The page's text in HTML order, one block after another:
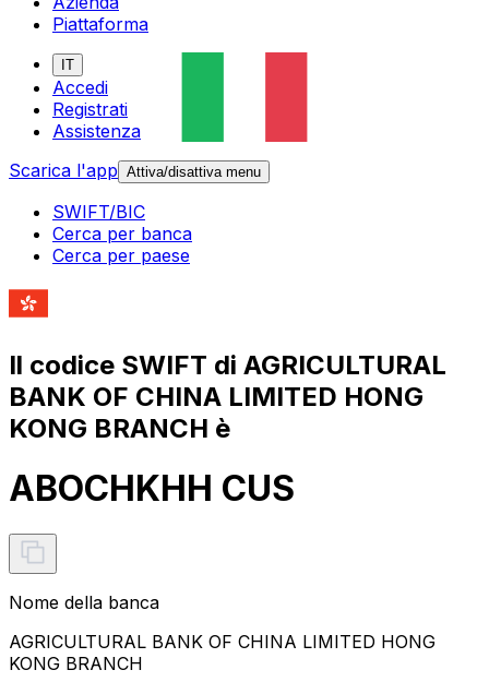
Piattaforma
IT
Accedi
Registrati
Assistenza
Scarica l'app Attiva/disattiva menu
SWIFT/BIC
Cerca per banca
Cerca per paese
Il codice SWIFT di AGRICULTURAL
BANK OF CHINA LIMITED HONG
KONG BRANCH è
ABOCHKHH CUS
Nome della banca
AGRICULTURAL BANK OF CHINA LIMITED HONG
KONG BRANCH